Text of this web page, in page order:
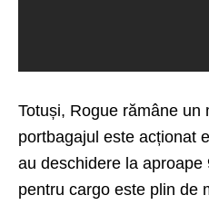
Totuși, Rogue rămâne
portbagajul este acționat
au deschidere la aproape
pentru cargo este plin de